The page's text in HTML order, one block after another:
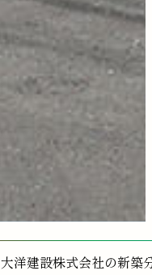
大洋建設株式会社の新築